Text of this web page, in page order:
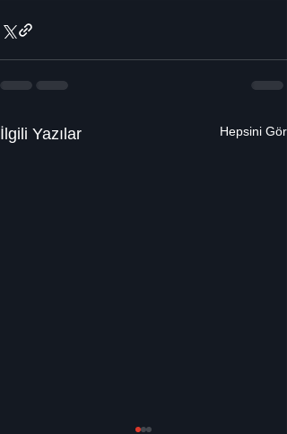
İlgili Yazılar Hepsini Gör